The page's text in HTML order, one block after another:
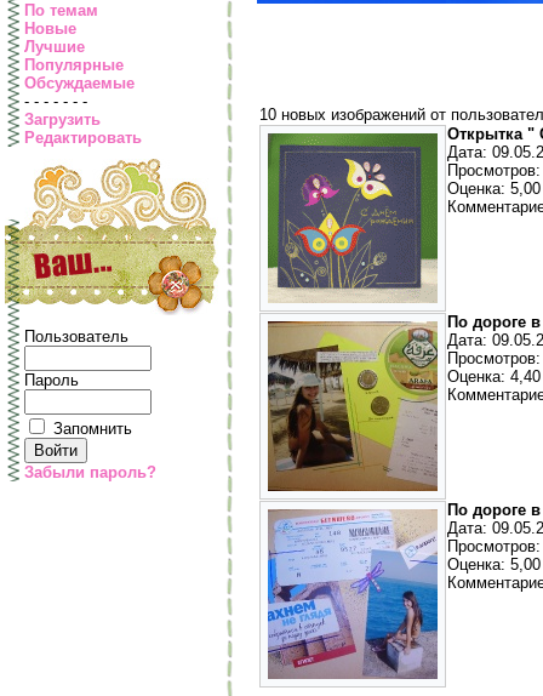
По темам
Новые
Лучшие
Популярные
Обсуждаемые
- - - - - - -
Загрузить
Редактировать
Пользователь
Пароль
Запомнить
Забыли пароль?
10 новых изображений от
Открытка "
Дата:
Оценка:
По дороге в
Дата:
Оценка:
По дороге в
Дата:
Оценка: